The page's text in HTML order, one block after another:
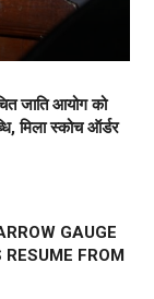
जाति आयोग को
मिला स्कोच ऑर्डर
GAUGE
FROM